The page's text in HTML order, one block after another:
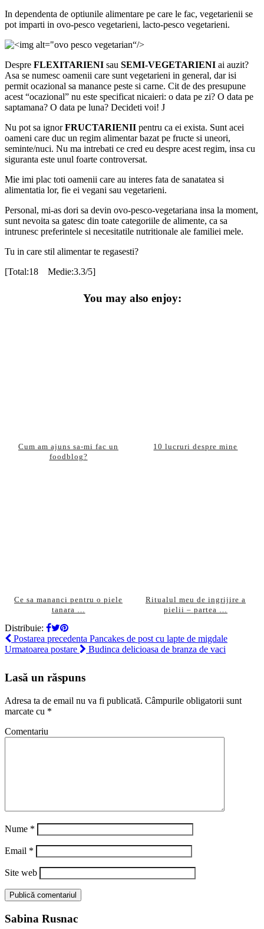
In dependenta de optiunile alimentare pe care le fac, vegetarienii se
pot imparti in ovo-pesco vegetarieni, lacto-pesco vegetarieni.
Despre FLEXITARIENI sau SEMI-VEGETARIENI ai auzit?
Asa se numesc oamenii care sunt vegetarieni in general, dar isi
permit ocazional sa manance peste si carne. Cit de des presupune
acest “ocazional” nu este specificat nicaieri: o data pe zi? O data pe
saptamana? O data pe luna? Decideti voi! J
Nu pot sa ignorFRUCTARIENII pentru ca ei exista. Sunt acei
oameni care duc un regim alimentar bazat pe fructe si uneori,
seminte/nuci. Nu ma intrebati ce cred eu despre acest regim, insa cu
siguranta este unul foarte controversat.
Mie imi plac toti oamenii care au interes fata de sanatatea si
alimentatia lor, fie ei vegani sau vegetarieni.
Personal, mi-as dori sa devin ovo-pesco-vegetariana insa la moment,
sunt nevoita sa gatesc din toate categoriile de alimente, ca sa
intrunesc preferintele si necesitatile nutritionale ale familiei mele.
Tu in care stil alimentar te regasesti?
[Total:18 Medie:3.3/5]
You may also enjoy:
Cum am ajuns sa-mi fac un
foodblog?
10 lucruri despre mine
Ce sa mananci pentru o piele
tanara …
Ritualul meu de ingrijire a
pielii – partea …
Distribuie:
Postarea precedenta Pancakes de post cu lapte de migdale
Urmatoarea postare
Budinca delicioasa de branza de vaci
Lasă un răspuns
Adresa ta de email nu va fi publicată. Câmpurile obligatorii sunt
marcate cu *
Comentariu
Nume *
Email *
Site web
Sabina Rusnac